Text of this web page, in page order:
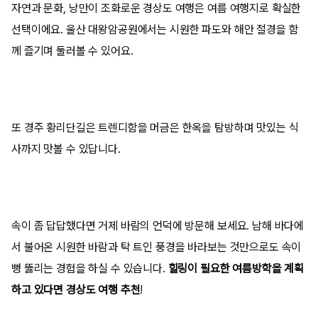
자연과 문화, 낭만이 조화로운 경상도 여행은 여름 여행지로 확실한
선택이에요. 울산 대왕암공원에서는 시원한 파도와 해안 절경을 함
께 즐기며 둘러볼 수 있어요.
또 경주 황리단길은 트렌디함을 머금은 한옥을 탐방하며 맛있는 식
사까지 맛볼 수 있답니다.
속이 좀 답답했다면 거제 바람의 언덕에 방문해 보세요. 남해 바다에
서 불어온 시원한 바람과 탁 트인 풍경을 바라보는 것만으로도 속이
뻥 뚫리는 경험을 하실 수 있습니다. 힐링이 필요한 여름방학을 계획
하고 있다면 경상도 여행 추천!